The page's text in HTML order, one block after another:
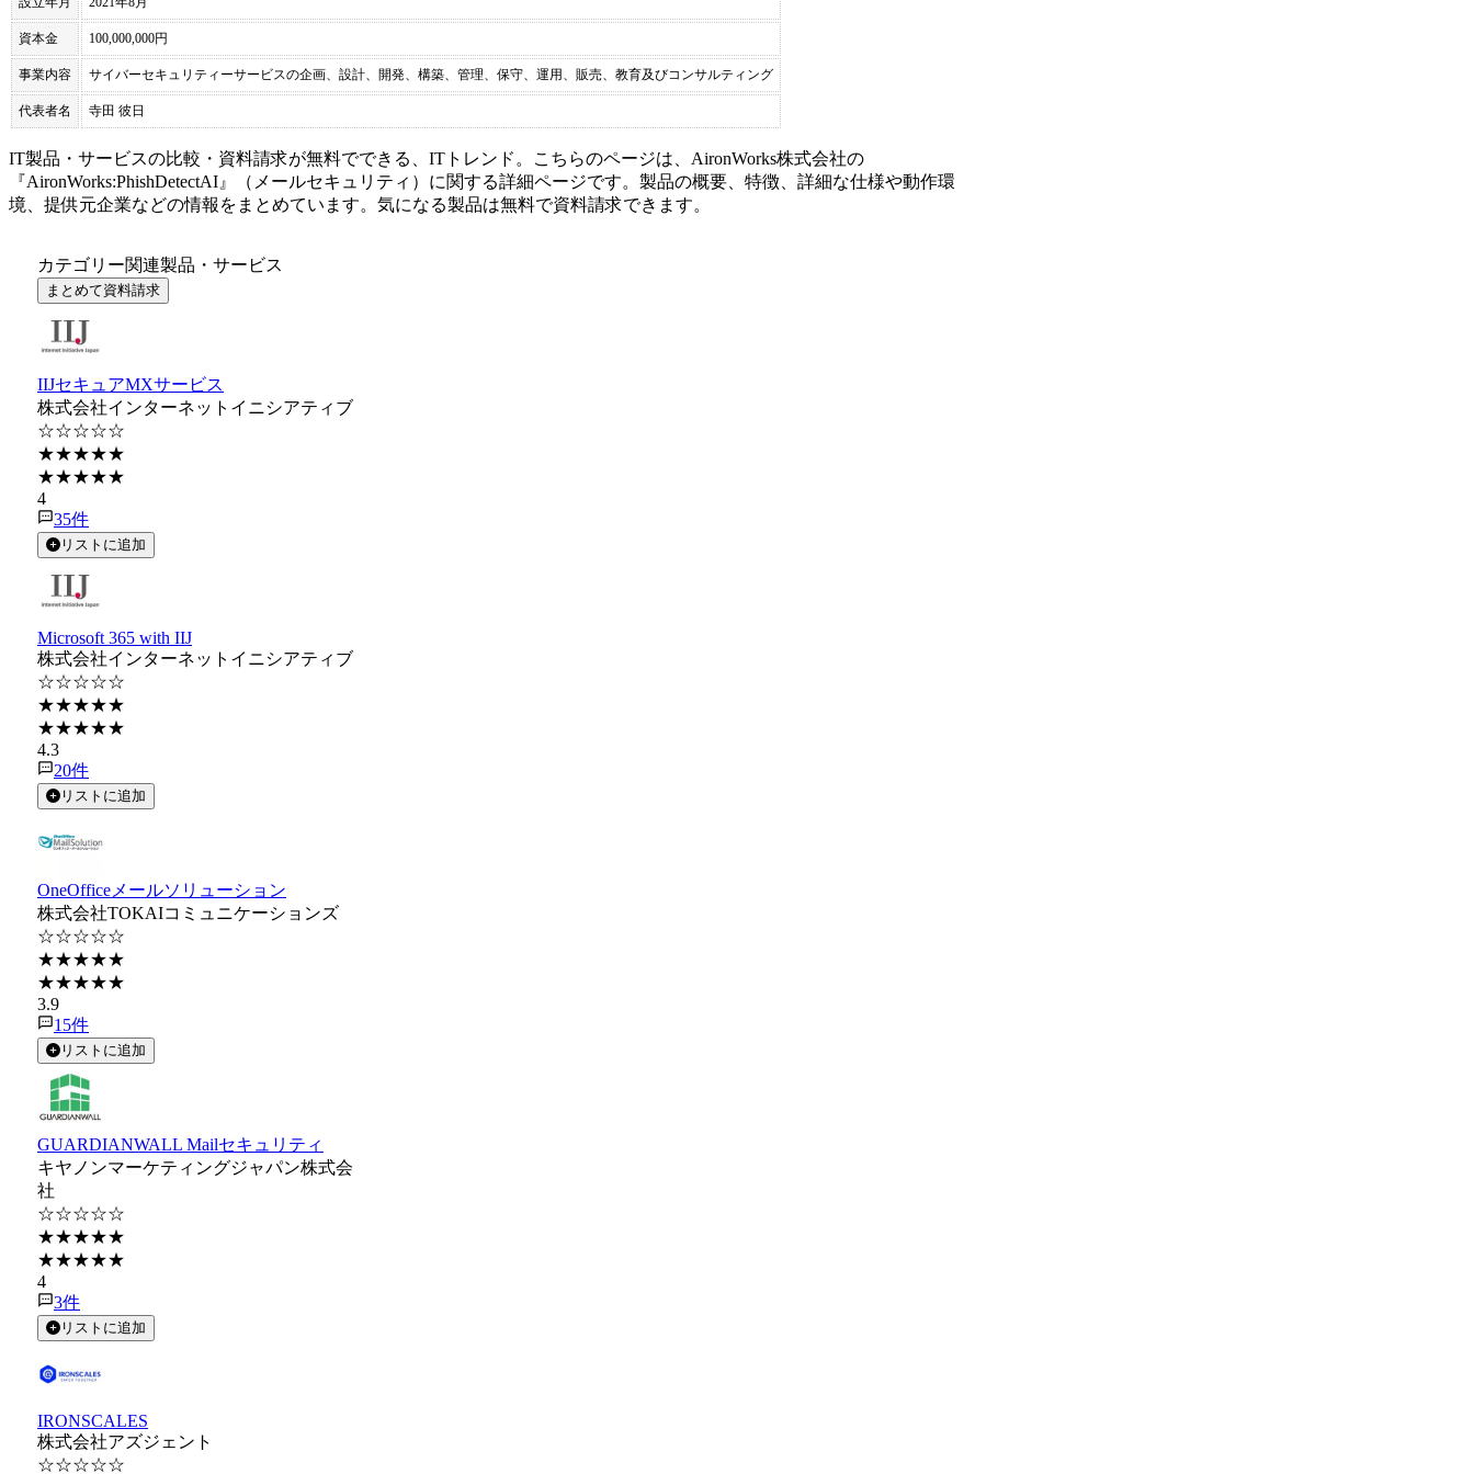
資本金 100,000,000円
事業内容 サイバーセキュリティーサービスの企画、設計、開発、構築、管理、保守、運用、販売、教育及びコンサルティング
代表者名 寺田 彼日
IT製品・サービスの比較・資料請求が無料でできる、ITトレンド。こちらのページは、 AironWorks株式会社の
『AironWorks:PhishDetectAI』（ メールセキュリティ ）に関する詳細ページです。製品の概要、特徴、詳細な仕様や動作環
境、提供元企業などの情報をまとめています。気になる製品は無料で資料請求できます。
カテゴリー関連製品・サービス
まとめて資料請求
IIJセキュアMXサービス
株式会社インターネットイニシアティブ
☆☆☆☆☆
★★★★★
★★★★★
4
35件
リストに追加
Microsoft 365 with IIJ
株式会社インターネットイニシアティブ
☆☆☆☆☆
★★★★★
★★★★★
4.3
20件
リストに追加
OneOfficeメールソリューション
株式会社TOKAIコミュニケーションズ
☆☆☆☆☆
★★★★★
★★★★★
3.9
15件
リストに追加
GUARDIANWALL Mailセキュリティ
キヤノンマーケティングジャパン株式会
社
☆☆☆☆☆
★★★★★
★★★★★
4
3件
リストに追加
IRONSCALES
株式会社アズジェント
☆☆☆☆☆